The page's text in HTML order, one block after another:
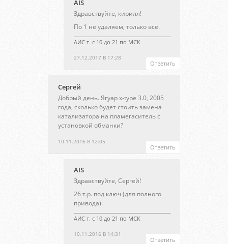
AIS
27.12.2017 В 17:28
Здравствуйте, кирилл!
По 1 не удаляем, только все.
АИС т. с 10 до 21 по МСК
Ответить
Сергей
10.11.2016 В 12:05
Добрый день. Ягуар x-type 3.0, 2005
года, сколько будет стоить замена
катализатора на пламегаситель с
установкой обманки?
Ответить
AIS
10.11.2016 В 14:31
Здравствуйте, Сергей!
26 т.р. под ключ (для полного
привода).
АИС т. с 10 до 21 по МСК
Ответить